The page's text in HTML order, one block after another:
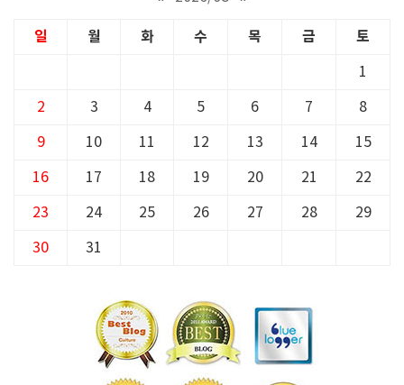
일 월 화 수 목 금 토
1
2 3 4 5 6 7 8
9 10 11 12 13 14 15
16 17 18 19 20 21 22
23 24 25 26 27 28 29
30 31